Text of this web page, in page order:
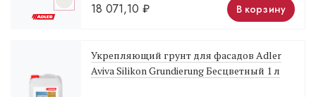
18 071,10 ₽ В корзину
Укрепляющий грунт для фасадов Adler
Aviva Silikon Grundierung Бесцветный 1 л